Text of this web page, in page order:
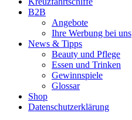
B2B
Angebote
Ihre Werbung bei uns
News & Tipps
Beauty und Pflege
Essen und Trinken
Gewinnspiele
Glossar
Shop
Datenschutzerklärung